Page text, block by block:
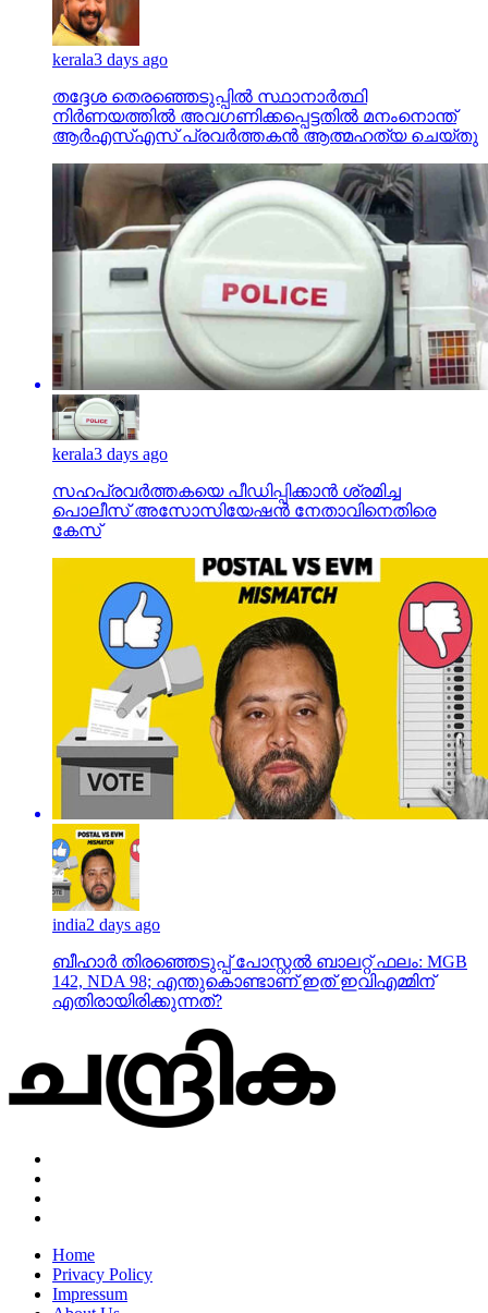
kerala3 days ago
തദ്ദേശ തെരഞ്ഞെടുപ്പില്‍ സ്ഥാനാര്‍ത്ഥി
നിര്‍ണയത്തില്‍ അവഗണിക്കപ്പെട്ടതില്‍ മനംനൊന്ത്
ആര്‍എസ്എസ് പ്രവര്‍ത്തകന്‍ ആത്മഹത്യ ചെയ്തു
kerala3 days ago
സഹപ്രവര്‍ത്തകയെ പീഡിപ്പിക്കാന്‍ ശ്രമിച്ച
പൊലീസ് അസോസിയേഷന്‍ നേതാവിനെതിരെ
കേസ്
india2 days ago
ബീഹാർ തിരഞ്ഞെടുപ്പ് പോസ്റ്റൽ ബാലറ്റ് ഫലം: MGB
142, NDA 98; എന്തുകൊണ്ടാണ് ഇത് ഇവിഎമ്മിന്
എതിരായിരിക്കുന്നത്?
Home
Privacy Policy
Impressum